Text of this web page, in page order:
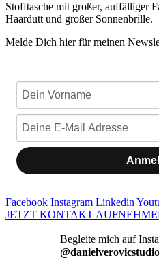
Stofftasche mit großer, auffälliger
Haardutt und großer Sonnenbrille.
Melde Dich hier für meinen
Facebook Instagram Linkedin
JETZT KONTAKT
danielverovicstudio